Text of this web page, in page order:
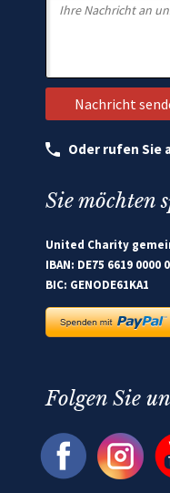
Oder rufen Sie
Sie möchten
United Charity
IBAN: DE75 6619 0000
BIC: GENODE61KA1
Folgen Sie